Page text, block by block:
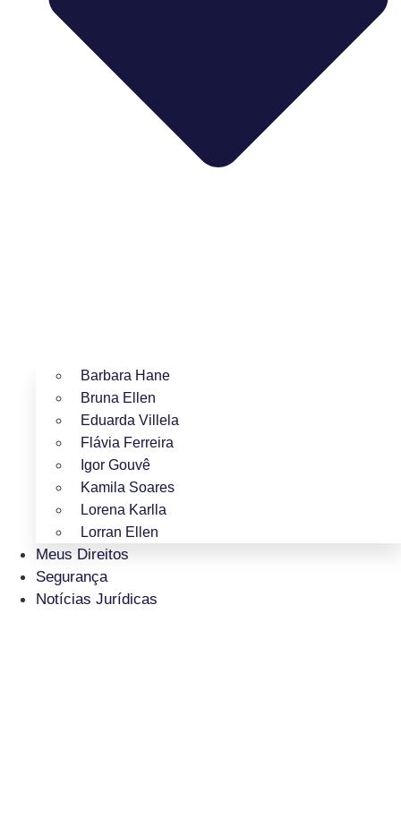
Barbara Hane
Bruna Ellen
Eduarda Villela
Flávia Ferreira
Igor Gouvê
Kamila Soares
Lorena Karlla
Lorran Ellen
Meus Direitos
Segurança
Notícias Jurídicas